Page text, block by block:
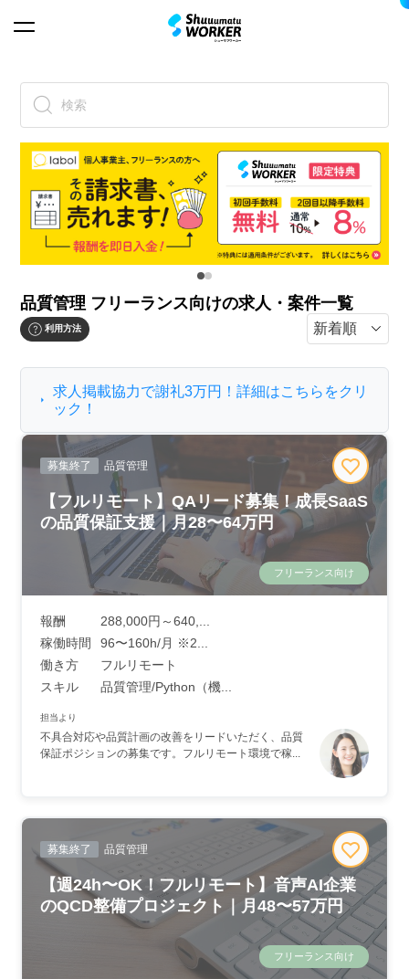
検索
品質管理 フリーランス向けの求人・案件一覧
利用方法
求人掲載協力で謝礼3万円！詳細はこちらをクリ
ック！
募集終了 品質管理
【フルリモート】QAリード募集！成長SaaS
の品質保証支援｜月28〜64万円
フリーランス向け
報酬
288,000円～640,...
稼働時間
96〜160h/月 ※2...
働き方
フルリモート
スキル
品質管理/Python（機...
担当より
不具合対応や品質計画の改善をリードいただく、品質
保証ポジションの募集です。フルリモート環境で稼...
募集終了 品質管理
【週24h〜OK！フルリモート】音声AI企業
のQCD整備プロジェクト｜月48〜57万円
フリーランス向け